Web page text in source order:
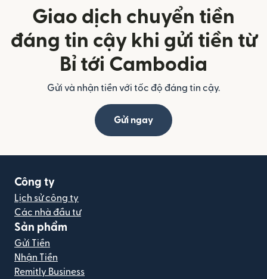
Giao dịch chuyển tiền
đáng tin cậy khi gửi tiền từ
Bỉ tới Cambodia
Gửi và nhận tiền với tốc độ đáng tin cậy.
Gửi ngay
Công ty
Lịch sử công ty
Các nhà đầu tư
Sản phẩm
Gửi Tiền
Nhận Tiền
Remitly Business